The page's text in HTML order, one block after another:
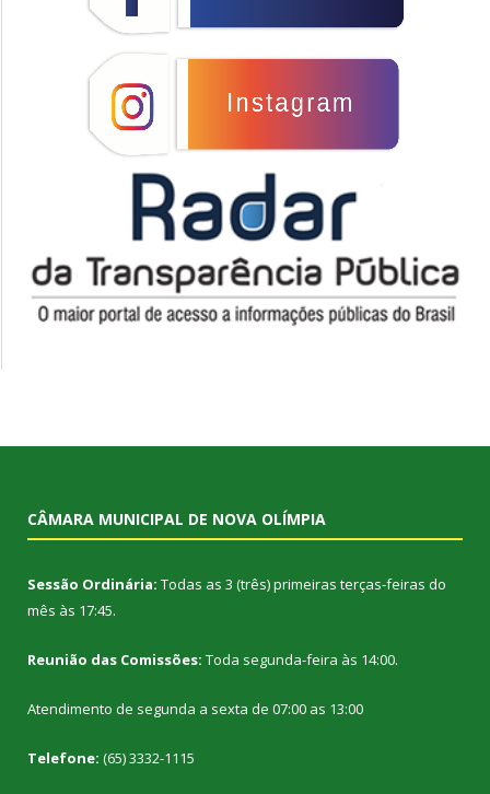
CÂMARA MUNICIPAL DE NOVA OLÍMPIA
Sessão Ordinária: Todas as 3 (três) primeiras terças-feiras do
mês às 17:45.
Reunião das Comissões: Toda segunda-feira às 14:00.
Atendimento de segunda a sexta de 07:00 as 13:00
Telefone: (65) 3332-1115